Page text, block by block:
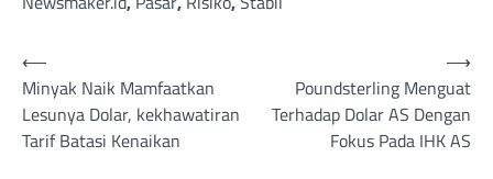
Post
navigation
⟵
Minyak Naik Mamfaatkan
Lesunya Dolar, kekhawatiran
Tarif Batasi Kenaikan
Poundsterling Menguat
Terhadap Dolar AS Dengan
Fokus Pada IHK AS
⟶